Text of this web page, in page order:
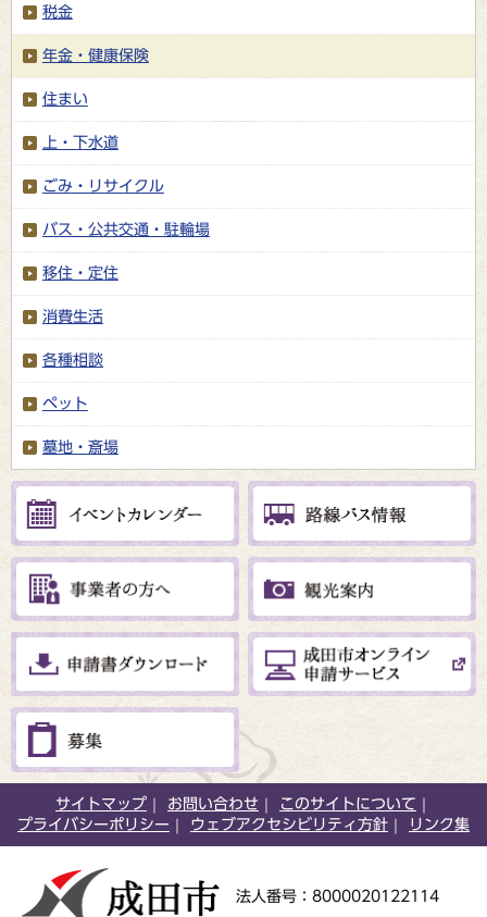
税金
年金・健康保険
住まい
上・下水道
ごみ・リサイクル
バス・公共交通・駐輪場
移住・定住
消費生活
各種相談
ペット
墓地・斎場
サイトマップ お問い合わせ
このサイトについて
プライバシーポリシー
ウェブアクセシビリティ方針 リンク集
法人番号：8000020122114